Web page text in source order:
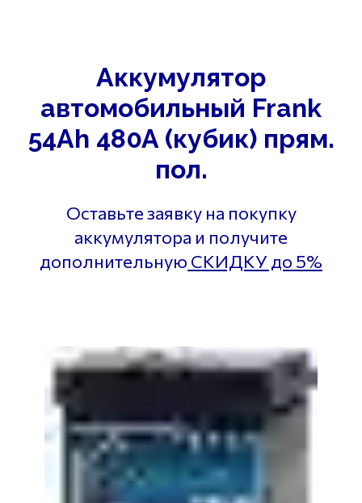
Аккумулятор
автомобильный Frank
54Ah 480A (кубик) прям.
пол.
Оставьте заявку на покупку
аккумулятора и получите
дополнительную СКИДКУ до 5%